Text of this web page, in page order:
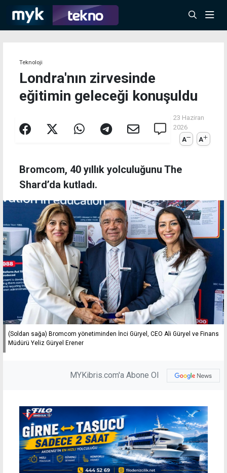
Teknoloji
Londra'nın zirvesinde
eğitimin geleceği konuşuldu
23 Haziran
2026
A
A
Bromcom, 40 yıllık yolculuğunu The
Shard’da kutladı.
(Soldan sağa) Bromcom yönetiminden İnci Güryel, CEO Ali Güryel ve Finans
Müdürü Yeliz Güryel Erener
MYKibris.com'a Abone Ol